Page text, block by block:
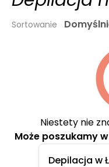
Sortowanie
Niestety nie
Może poszukamy
Depilacja w